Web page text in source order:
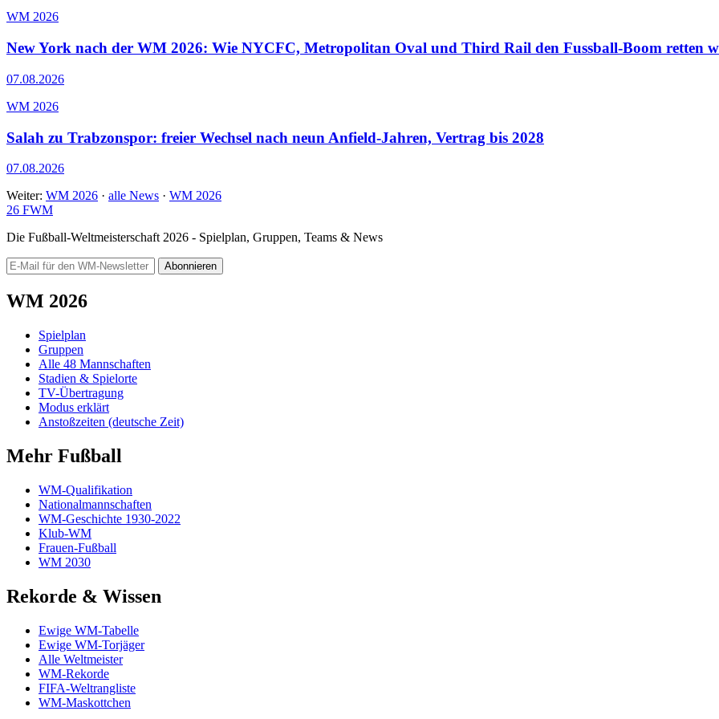
WM 2026
New York nach der WM 2026: Wie NYCFC, Metropolitan Oval und Third Rail den Fussball-Boom retten
07.08.2026
WM 2026
Salah zu Trabzonspor: freier Wechsel nach neun Anfield-Jahren, Vertrag bis 2028
07.08.2026
Weiter: WM 2026 · alle News · WM 2026
26 FWM
Die Fußball-Weltmeisterschaft 2026 - Spielplan, Gruppen, Teams & News
Abonnieren
WM 2026
Spielplan
Gruppen
Alle 48 Mannschaften
Stadien & Spielorte
TV-Übertragung
Modus erklärt
Anstoßzeiten (deutsche Zeit)
Mehr Fußball
WM-Qualifikation
Nationalmannschaften
WM-Geschichte 1930-2022
Klub-WM
Frauen-Fußball
WM 2030
Rekorde & Wissen
Ewige WM-Tabelle
Ewige WM-Torjäger
Alle Weltmeister
WM-Rekorde
FIFA-Weltrangliste
WM-Maskottchen